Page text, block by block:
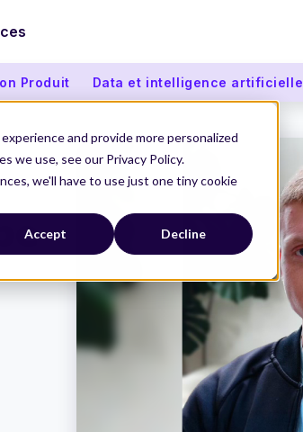
and provide more personalized
we use, see our Privacy Policy.
we'll have to use just one tiny cookie
Accept Decline
Produit Data et intelligence artificielle